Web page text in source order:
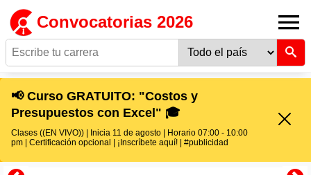
Convocatorias 2026
📢 Curso GRATUITO: "Costos y
Presupuestos con Excel" 🎓
Clases ((EN VIVO)) | Inicia 11 de agosto | Horario 07:00 - 10:00
pm | Certificación opcional | ¡Inscríbete aquí! | #publicidad